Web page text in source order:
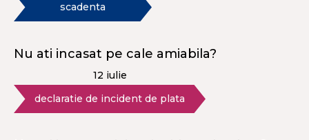
scadenta
Nu ati incasat pe cale amiabila?
12 iulie
declaratie de incident de plata